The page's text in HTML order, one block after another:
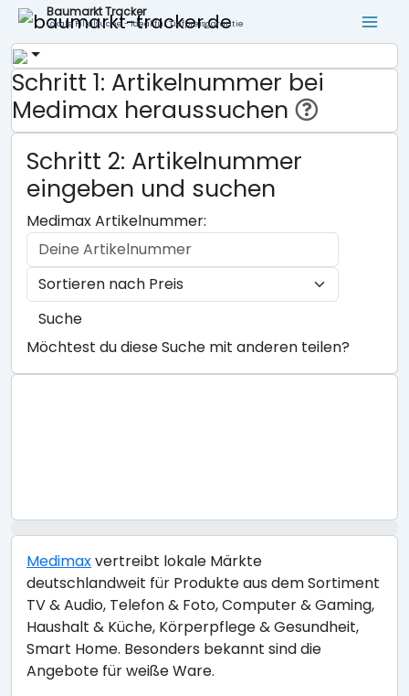
Baumarkt Tracker
Lokale Filialsuche - ideal für Tiefpreisgarantie
Schritt 1: Artikelnummer bei
Medimax heraussuchen
Schritt 2: Artikelnummer
eingeben und suchen
Medimax Artikelnummer:
Suche
Möchtest du diese Suche mit anderen teilen?
Medimaxvertreibt lokale Märkte
deutschlandweit für Produkte aus dem Sortiment
TV & Audio, Telefon & Foto, Computer & Gaming,
Haushalt & Küche, Körperpflege & Gesundheit,
Smart Home. Besonders bekannt sind die
Angebote für weiße Ware.